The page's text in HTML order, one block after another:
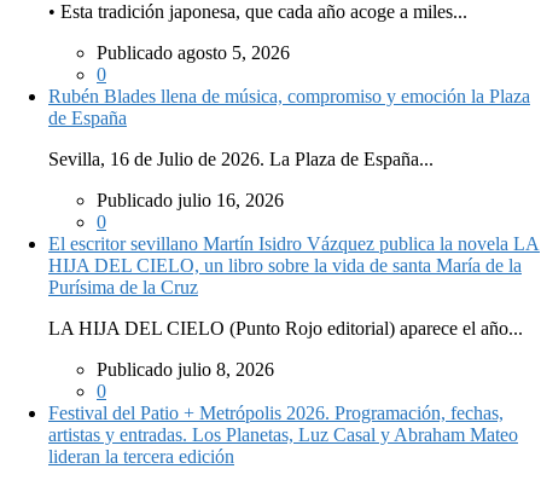
• Esta tradición japonesa, que cada año acoge a miles...
Publicado agosto 5, 2026
0
Rubén Blades llena de música, compromiso y emoción la Plaza
de España
Sevilla, 16 de Julio de 2026. La Plaza de España...
Publicado julio 16, 2026
0
El escritor sevillano Martín Isidro Vázquez publica la novela LA
HIJA DEL CIELO, un libro sobre la vida de santa María de la
Purísima de la Cruz
LA HIJA DEL CIELO (Punto Rojo editorial) aparece el año...
Publicado julio 8, 2026
0
Festival del Patio + Metrópolis 2026. Programación, fechas,
artistas y entradas. Los Planetas, Luz Casal y Abraham Mateo
lideran la tercera edición